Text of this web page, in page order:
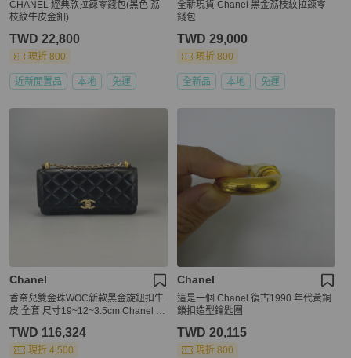
CHANEL 經典款拉鍊零錢包(黑色 荔
枝紋牛皮金釦)
TWD 22,800
現折 800
近新閒置品 本地 免運
全新現貨 Chanel 黑金荔枝紋拉鍊零
錢包
TWD 29,000
現折 800
全新品 本地 免運
Chanel
香奈兒雙金珠WOC新款黑金旋鈕扣牛
皮 全套 尺寸19~12~3.5cm Chanel N
lfskin with Gold Turnlock, Full Set Siz
e: 19~12~3.5 cm
TWD 116,324
現折 4,500
Chanel
這是一個 Chanel 復古1990 年代黃銅
鎖扣造型鑰匙圈
TWD 20,115
現折 800